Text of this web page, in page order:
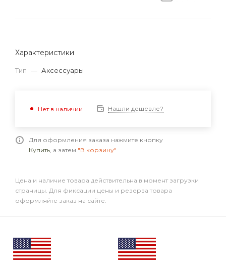
Характеристики
Тип — Аксессуары
Нет в наличии Нашли дешевле?
Для оформления заказа нажмите кнопку
Купить, а затем "В корзину"
Цена и наличие товара действительна в момент загрузки
страницы. Для фиксации цены и резерва товара
оформляйте заказ на сайте.